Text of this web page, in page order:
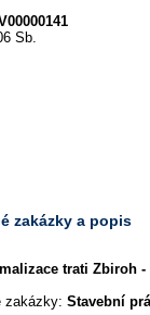
Sb.
zakázky a popis
trati Zbiroh -
zakázky:Stavební